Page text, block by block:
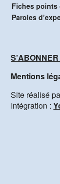
Fiches points
Paroles
Mentions
Site réalisé
Intégration :